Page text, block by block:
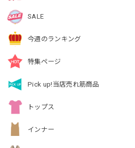
SALE
今週のランキング
特集ページ
Pick up!当店売れ筋商品
トップス
インナー